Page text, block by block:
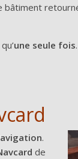
bâtiment
une seule fois
.
de